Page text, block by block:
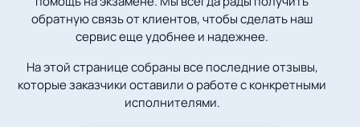
обратную связь от клиентов, чтобы сделать наш
сервис еще удобнее и надежнее.
На этой странице собраны все последние отзывы,
которые заказчики оставили о работе с конкретными
исполнителями.